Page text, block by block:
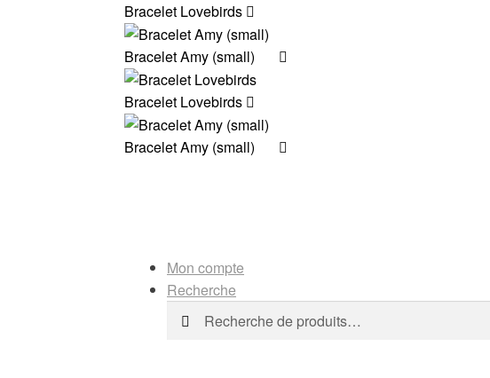
Bracelet Lovebirds
Bracelet Amy (small)
Bracelet Lovebirds
Bracelet Amy (small)
Mon compte
Recherche
Recherche
pour :
Recherche